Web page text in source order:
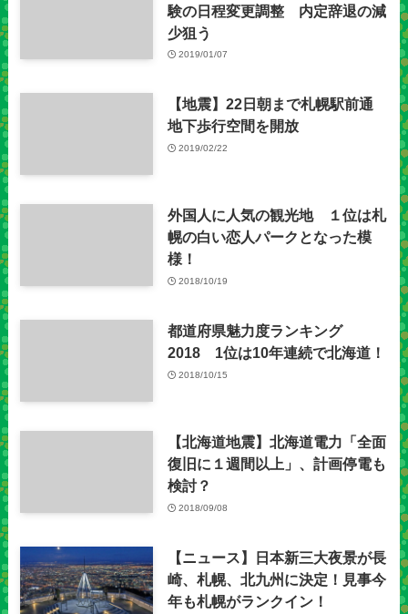
験の日程変更調整 内定辞退の減
少狙う
2019/01/07
【地震】22日朝まで札幌駅前通
地下歩行空間を開放
2019/02/22
外国人に人気の観光地 １位は札
幌の白い恋人パークとなった模
様！
2018/10/19
都道府県魅力度ランキング
2018 1位は10年連続で北海道！
2018/10/15
【北海道地震】北海道電力「全面
復旧に１週間以上」、計画停電も
検討？
2018/09/08
【ニュース】日本新三大夜景が長
崎、札幌、北九州に決定！見事今
年も札幌がランクイン！